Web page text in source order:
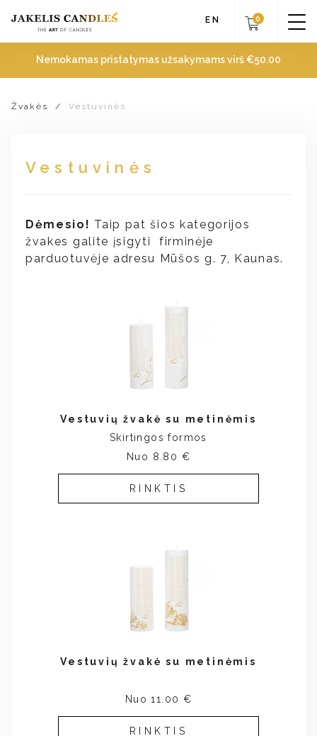
Nemokamas pristatymas užsakymams virš €50.00
EN 0
Žvakės / Vestuvinės
Vestuvinės
Dėmesio! Taip pat šios kategorijos
žvakes galite įsigyti firminėje
parduotuvėje adresu Mūšos g. 7, Kaunas.
Vestuvių žvakė su metinėmis
Skirtingos formos
Nuo 8.80 €
RINKTIS
Vestuvių žvakė su metinėmis
Nuo 11.00 €
RINKTIS